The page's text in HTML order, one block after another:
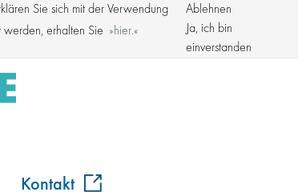
Sie sich mit der Verwendung
erhalten Sie
hier.
Ablehnen
Ja, ich bin
einverstanden
Kroschke Gruppe
Kontakt